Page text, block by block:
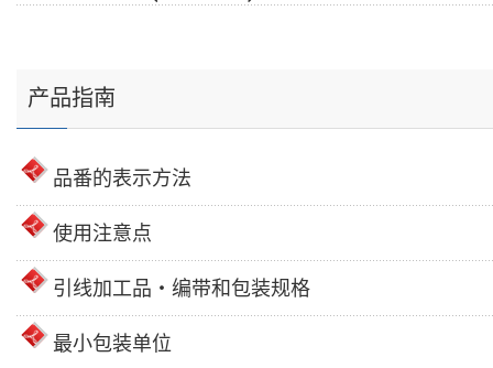
产品指南
品番的表示方法
使用注意点
引线加工品・编带和包装规格
最小包装单位